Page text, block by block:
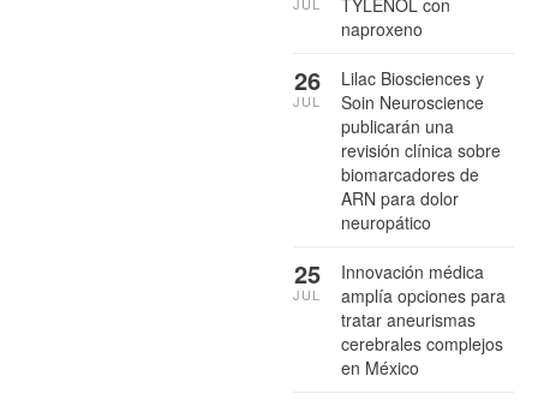
TYLENOL con
naproxeno
JUL
Lilac Biosciences y
Soin Neuroscience
publicarán una
revisión clínica sobre
biomarcadores de
ARN para dolor
neuropático
26
JUL
Innovación médica
amplía opciones para
tratar aneurismas
cerebrales complejos
en México
25
JUL